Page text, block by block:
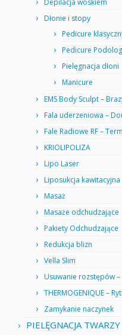
Depilacja woskiem
Dłonie i stopy
Pedicure
Pedicure
Pielęgnacja dłoni
Manicure
EMS Body Sculpt –
Fala uderzeniowa –
Fale Radiowe RF –
KRIOLIPOLIZA
Lipo Laser
Liposukcja kawitacyjna
Masaż
Masaże odchudzające
Pakiety Odchudzające
Redukcja blizn
Vella Slim
Usuwanie rozstępów
THERMOGENIQUE –
Zamykanie naczynek
PIELĘGNACJA TWARZY